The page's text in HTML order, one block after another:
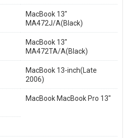
MacBook 13"
MA472J/A(Black)
MacBook 13"
MA472TA/A(Black)
MacBook 13-inch(Late
2006)
MacBook MacBook Pro 13"